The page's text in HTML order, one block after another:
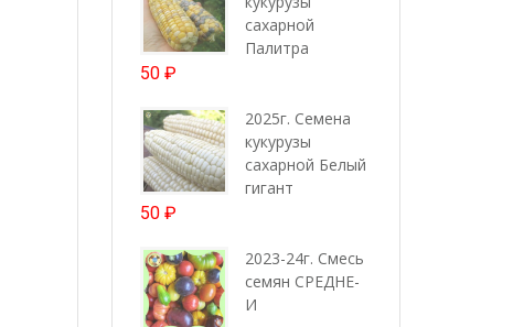
сахарной
Палитра
50 ₽
2025г. Семена
кукурузы
сахарной Белый
гигант
50 ₽
2023-24г. Смесь
семян СРЕДНЕ-
И